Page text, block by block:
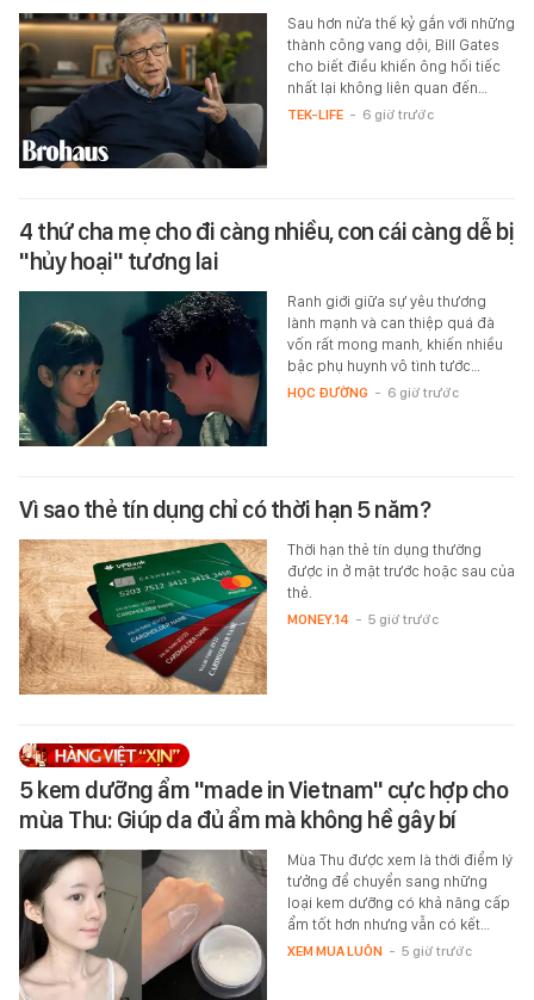
Sau hơn nửa thế kỷ gắn với những
thành công vang dội, Bill Gates
cho biết điều khiến ông hối tiếc
nhất lại không liên quan đến…
TEK-LIFE - 6 giờ trước
4 thứ cha mẹ cho đi càng nhiều, con cái càng dễ bị
"hủy hoại" tương lai
Ranh giới giữa sự yêu thương
lành mạnh và can thiệp quá đà
vốn rất mong manh, khiến nhiều
bậc phụ huynh vô tình tước…
HỌC ĐƯỜNG - 6 giờ trước
Vì sao thẻ tín dụng chỉ có thời hạn 5 năm?
Thời hạn thẻ tín dụng thường
được in ở mặt trước hoặc sau của
thẻ.
MONEY.14 - 5 giờ trước
5 kem dưỡng ẩm "made in Vietnam" cực hợp cho
mùa Thu: Giúp da đủ ẩm mà không hề gây bí
Mùa Thu được xem là thời điểm lý
tưởng để chuyển sang những
loại kem dưỡng có khả năng cấp
ẩm tốt hơn nhưng vẫn có kết…
XEM MUA LUÔN - 5 giờ trước